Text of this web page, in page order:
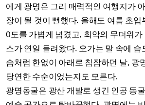
에게 광명은 그리 매력적인 여행지가
장이 될 것이 뻔했다. 올해도 여름 초입
0도를 가볍게 넘겼고, 최악의 무더위
스가 연일 들려왔다. 오가는 말 속에 습
솜처럼 한없이 아래로 침잠하던 날, 광
당연한 수순이었는지도 모른다.
광명동굴은 광산 개발로 생긴 인공 동